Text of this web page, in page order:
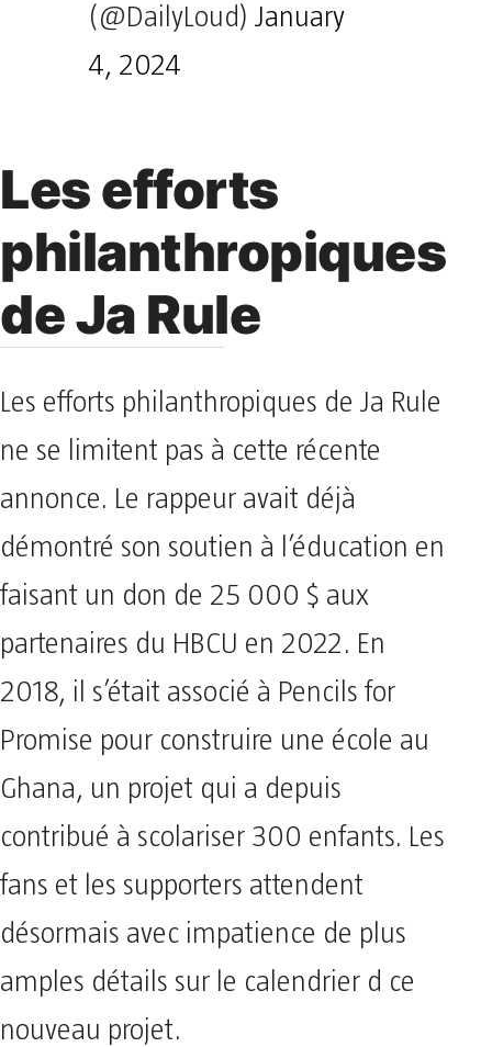
(@DailyLoud) January
4, 2024
Les efforts
philanthropiques
de Ja Rule
Les efforts philanthropiques de Ja Rule
ne se limitent pas à cette récente
annonce. Le rappeur avait déjà
démontré son soutien à l’éducation en
faisant un don de 25 000 $ aux
partenaires du HBCU en 2022. En
2018, il s’était associé à Pencils for
Promise pour construire une école au
Ghana, un projet qui a depuis
contribué à scolariser 300 enfants. Les
fans et les supporters attendent
désormais avec impatience de plus
amples détails sur le calendrier d ce
nouveau projet.